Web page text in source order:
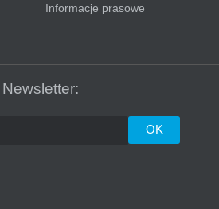
Informacje prasowe
Newsletter: